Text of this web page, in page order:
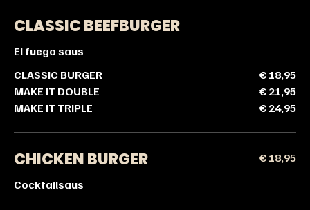
CLASSIC BEEFBURGER
El fuego saus
CLASSIC BURGER
€ 18,95
MAKE IT DOUBLE
€ 21,95
MAKE IT TRIPLE
€ 24,95
CHICKEN BURGER
Cocktailsaus
€ 18,95